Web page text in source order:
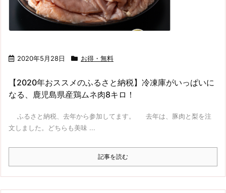
2020年5月28日 お得・無料
【2020年おススメのふるさと納税】冷凍庫がいっぱいに
なる、鹿児島県産鶏ムネ肉8キロ！
ふるさと納税、去年から参加してます。 去年は、豚肉と梨を注
文しました。どちらも美味 ...
記事を読む